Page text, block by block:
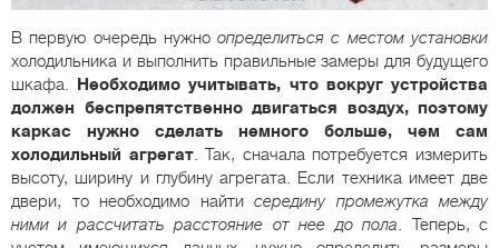
В первую очередь нужноопределиться с местом установки
холодильника и выполнить правильные замеры для будущего
шкафа.
Необходимо учитывать, что вокруг устройства
должен беспрепятственно двигаться воздух, поэтому
каркас нужно сделать немного больше, чем сам
холодильный агрегат. Так, сначала потребуется измерить
высоту, ширину и глубину агрегата. Если техника имеет две
двери, то необходимо найти середину промежутка между
ними и рассчитать расстояние от нее до пола. Теперь, с